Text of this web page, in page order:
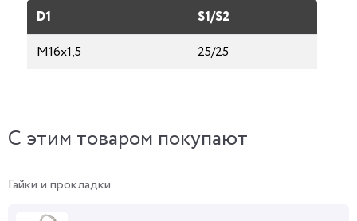
D1
S1/S2
М16х1,5
25/25
C этим товаром покупают
Гайки и прокладки